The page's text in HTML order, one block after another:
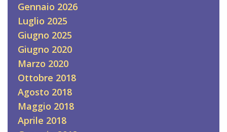
Gennaio 2026
Luglio 2025
Giugno 2025
Giugno 2020
Marzo 2020
Ottobre 2018
Agosto 2018
Maggio 2018
Aprile 2018